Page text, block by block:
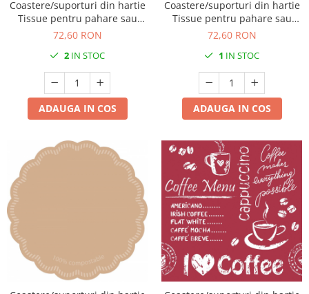
Coastere/suporturi din hartie
Tissue pentru pahare sau
cesti / albe / 9.5 x 9.5 cm / 250
72,60 RON
2 IN STOC
ADAUGA IN COS
Coastere/suporturi din hartie
Tissue pentru pahare sau
cesti / negre / 9.5 x 9.5 cm /
72,60 RON
1 IN STOC
ADAUGA IN COS